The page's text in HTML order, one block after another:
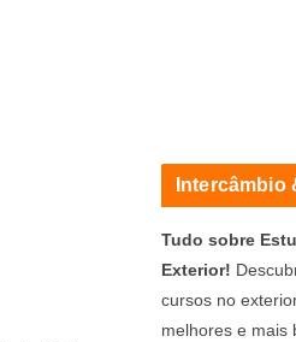
Intercâmbio
Tudo sobre
Exterior!
cursos no
melhores e mais